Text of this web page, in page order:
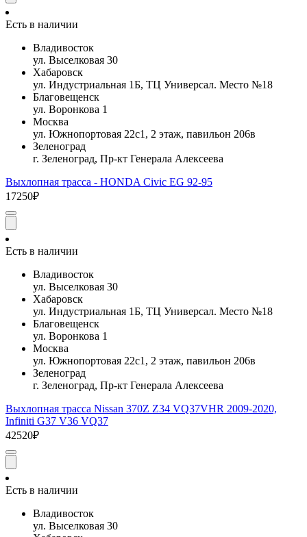
Есть в наличии
Владивосток
ул. Выселковая 30
Хабаровск
ул. Индустриальная 1Б, ТЦ Универсал. Место №18
Благовещенск
ул. Воронкова 1
Москва
ул. Южнопортовая 22с1, 2 этаж, павильон 206в
Зеленоград
г. Зеленоград, Пр-кт Генерала Алексеева
Выхлопная трасса - HONDA Civic EG 92-95
17250₽
Есть в наличии
Владивосток
ул. Выселковая 30
Хабаровск
ул. Индустриальная 1Б, ТЦ Универсал. Место №18
Благовещенск
ул. Воронкова 1
Москва
ул. Южнопортовая 22с1, 2 этаж, павильон 206в
Зеленоград
г. Зеленоград, Пр-кт Генерала Алексеева
Выхлопная трасса Nissan 370Z Z34 VQ37VHR 2009-2020,
Infiniti G37 V36 VQ37
42520₽
Есть в наличии
Владивосток
ул. Выселковая 30